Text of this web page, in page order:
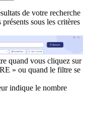
de votre recherche
sous les critères
quand vous cliquez sur
» ou quand le filtre se
indique le nombre